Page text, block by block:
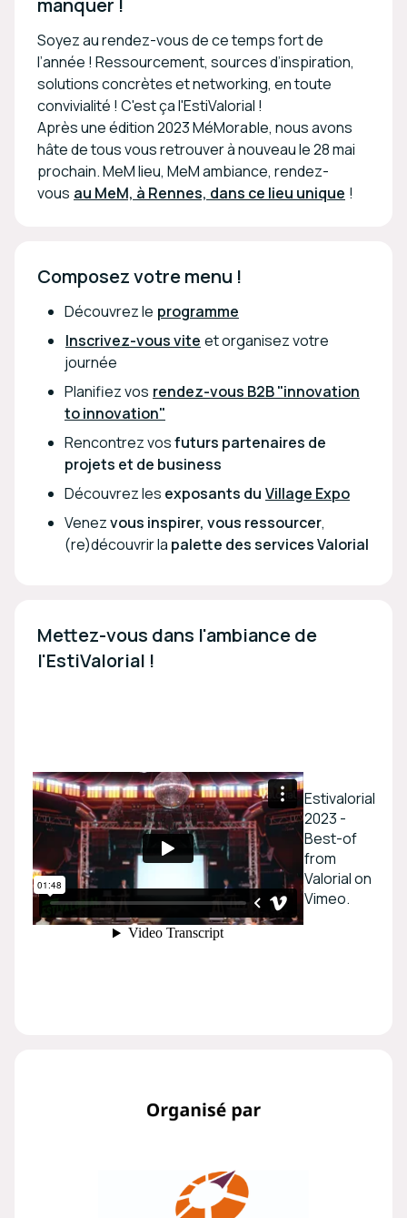
Soyez au rendez-vous de ce temps fort de
l’année ! Ressourcement, sources d’inspiration,
solutions concrètes et networking, en toute
convivialité ! C'est ça l'EstiValorial !
Après une édition 2023 MéMorable, nous avons
hâte de tous vous retrouver à nouveau le 28 mai
prochain. MeM lieu, MeM ambiance, rendez-
vous au MeM, à Rennes, dans ce lieu unique !
Composez votre menu !
Découvrez le programme
Inscrivez-vous vite et organisez votre
journée
Planifiez vos rendez-vous B2B "innovation
to innovation"
Rencontrez vosfuturs partenaires de
projets et de business
Découvrez les exposants du Village Expo
Venezvous inspirer, vous ressourcer,
(re)découvrir la palette des services Valorial
Mettez-vous dans l'ambiance de
l'EstiValorial !
Estivalorial
2023 -
Best-of
from
Valorial on
Vimeo.